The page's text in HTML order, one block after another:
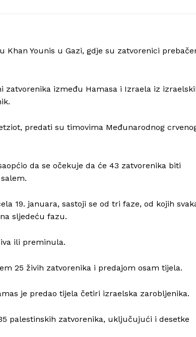
Info
Younis u Gazi, gdje su zatvorenici
između Hamasa i Izraela iz
predati su timovima Međunarodnog
da se očekuje da će 43 zatvorenika biti
19. januara, sastoji se od tri faze, od kojih
sljedeću fazu.
ili preminula.
25 živih zatvorenika i predajom osam tijela.
je predao tijela četiri izraelska zarobljenika.
palestinskih zatvorenika, uključujući i desetke